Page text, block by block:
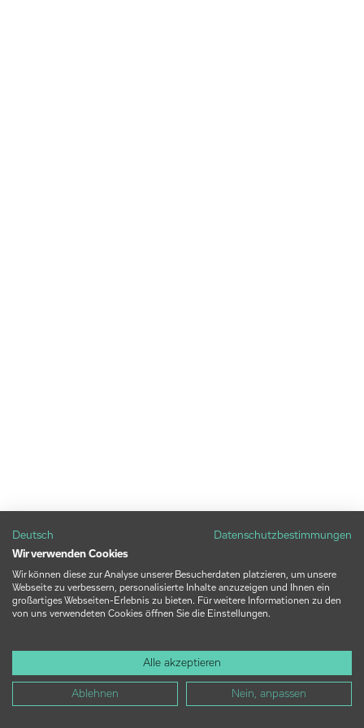
Deutsch
Datenschutzbestimmungen
Wir verwenden Cookies
Wir können diese zur Analyse unserer Besucherdaten platzieren, um unsere
Webseite zu verbessern, personalisierte Inhalte anzuzeigen und Ihnen ein
großartiges Webseiten-Erlebnis zu bieten. Für weitere Informationen zu den
von uns verwendeten Cookies öffnen Sie die Einstellungen.
Alle akzeptieren
Ablehnen Nein, anpassen